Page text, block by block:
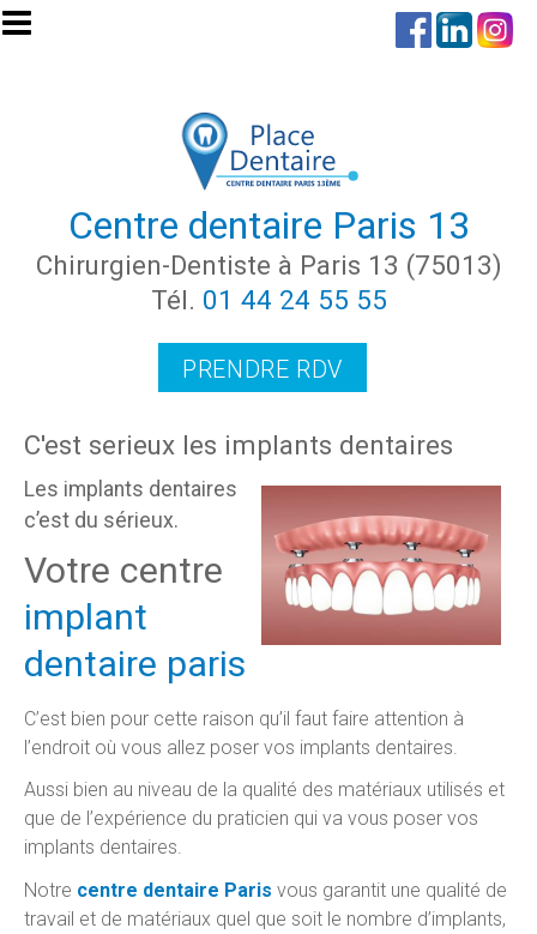
Aller au contenu principal
Centre dentaire Paris 13
Chirurgien-Dentiste à Paris 13 (75013)
Tél. 01 44 24 55 55
PRENDRE RDV
C'est serieux les implants dentaires
Les implants dentaires
c’est du sérieux.
Votre centre
implant
dentaire paris
C’est bien pour cette raison qu’il faut faire attention à
l’endroit où vous allez poser vos implants dentaires.
Aussi bien au niveau de la qualité des matériaux utilisés et
que de l’expérience du praticien qui va vous poser vos
implants dentaires.
Notre centre dentaire Paris vous garantit une qualité de
travail et de matériaux quel que soit le nombre d’implants,